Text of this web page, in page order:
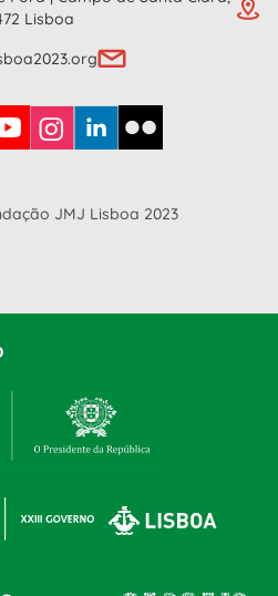
Lisboa
JMJ Lisboa 2023